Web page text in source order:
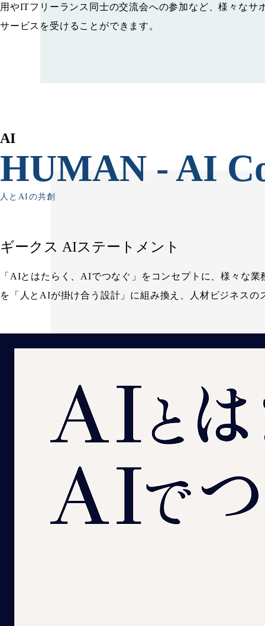
用やITフリーランス同士の交流会への参加など、様々なサ
サービスを受けることができます。
AI
HUMAN -AI
人とAIの共創
ギークス AIステートメント
「AIとはたらく、AIでつなぐ」をコンセプトに、様々な
を「人とAIが掛け合う設計」に組み換え、人材ビジネス